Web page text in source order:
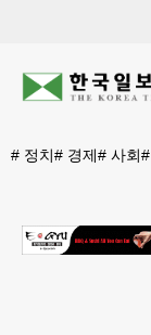
# 정치# 경제# 사회#